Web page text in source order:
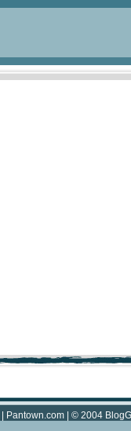
Pantown.com | © 2004